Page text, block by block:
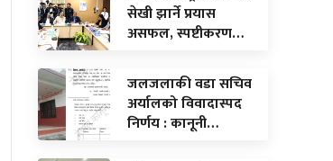
सेखी झार्ने प्रयास
असफल, स्पष्टीकरण…
जलजलाकी वडा सचिव
अर्यालको विवादास्पद
निर्णय : कानूनी…